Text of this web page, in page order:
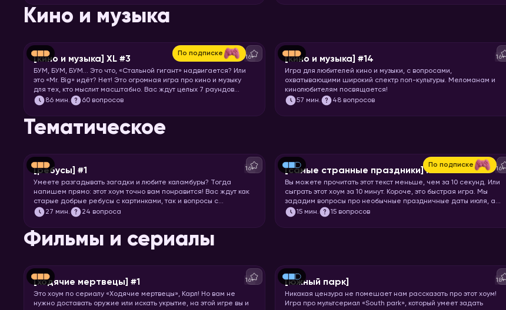
Кино и музыка
По подписке
[кино и музыка] XL #3 16+
БУМ, БУМ, БУМ… Это что, «Стальной гигант» надвигается? Или
это «Mr. Big» идёт? Нет! Это огромная игра про кино и музыку
для тех, кто мыслит масштабно. Вас ждут целых 7 раундов
песен, клипов, отрывков из фильмов, сериалов и мультфильмов.
86 мин. 60 вопросов
[кино и музыка] #14 16+
Игра для любителей кино и музыки, с вопросами,
охватывающими широкий спектр поп-культуры. Меломанам и
кинолюбителям посвящается!
57 мин. 48 вопросов
Тематическое
[ребусы] #1 16+
Умеете разгадывать загадки и любите каламбуры? Тогда
напишем прямо: этот хоум точно вам понравится! Вас ждут как
старые добрые ребусы с картинками, так и вопросы с
визуальными подсказками. Вспоминайте, что означает
27 мин. 24 вопроса
По подписке
[самые странные праздники] июль 16+
Вы можете прочитать этот текст меньше, чем за 10 секунд. Или
сыграть этот хоум за 10 минут. Короче, это быстрая игра. Мы
зададим вопросы про необычные праздничные даты июля, а
ваша задача отгадать название или особенности этих
15мин. 15 вопросов
Фильмы и сериалы
[ходячие мертвецы] #1 16+
Это хоум по сериалу «Ходячие мертвецы», Карл! Но вам не
нужно доставать оружие или искать укрытие, на этой игре вы и
[южный парк] 18+
Никакая цензура не помешает нам рассказать про этот хоум!
Игра про мультсериал «South park», который умеет задать